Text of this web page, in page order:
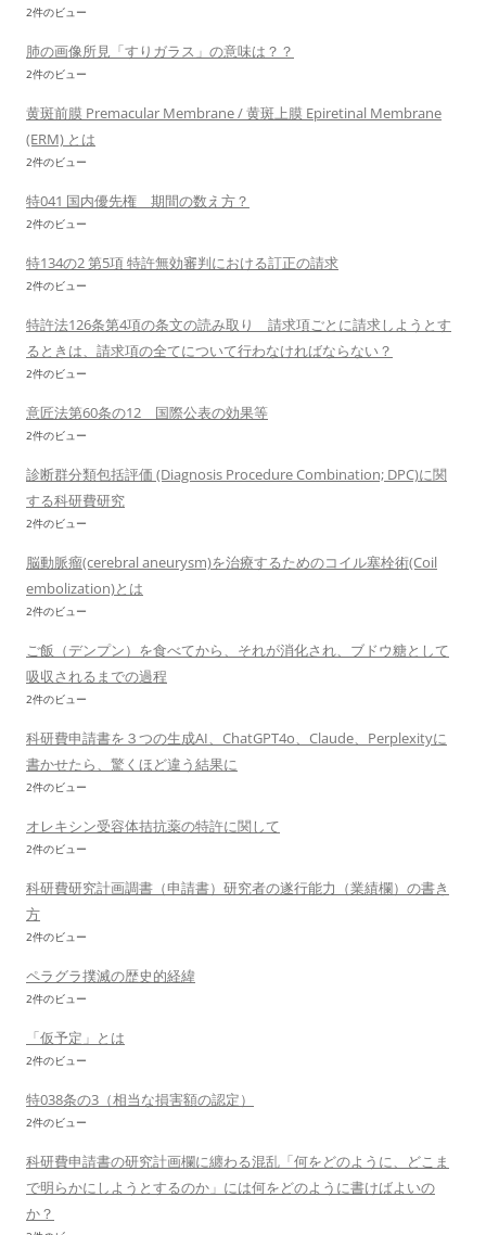
2件のビュー
肺の画像所見「すりガラス」の意味は？？
2件のビュー
黄斑前膜 Premacular Membrane / 黄斑上膜 Epiretinal Membrane
(ERM) とは
2件のビュー
特041 国内優先権 期間の数え方？
2件のビュー
特134の2 第5項 特許無効審判における訂正の請求
2件のビュー
特許法126条第4項の条文の読み取り 請求項ごとに請求しようとす
るときは、請求項の全てについて行わなければならない？
2件のビュー
意匠法第60条の12 国際公表の効果等
2件のビュー
診断群分類包括評価 (Diagnosis Procedure Combination; DPC)に関
する科研費研究
2件のビュー
脳動脈瘤(cerebral aneurysm)を治療するためのコイル塞栓術(Coil
embolization)とは
2件のビュー
ご飯（デンプン）を食べてから、それが消化され、ブドウ糖として
吸収されるまでの過程
2件のビュー
科研費申請書を３つの生成AI、ChatGPT4o、Claude、Perplexityに
書かせたら、驚くほど違う結果に
2件のビュー
オレキシン受容体拮抗薬の特許に関して
2件のビュー
科研費研究計画調書（申請書）研究者の遂行能力（業績欄）の書き
方
2件のビュー
ペラグラ撲滅の歴史的経緯
2件のビュー
「仮予定」とは
2件のビュー
特038条の3（相当な損害額の認定）
2件のビュー
科研費申請書の研究計画欄に纏わる混乱「何をどのように、どこま
で明らかにしようとするのか」には何をどのように書けばよいの
か？